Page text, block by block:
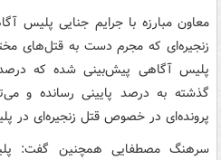
معاون مبارزه با جرایم جنایی پلیس
زنجیره‌ای که مجرم دست به قتل‌های
پلیس آگاهی پیش‌بینی شده که
پرونده‌ای در خصوص قتل زنجیره‌ای
سرهنگ مصطفایی همچنین گفت: